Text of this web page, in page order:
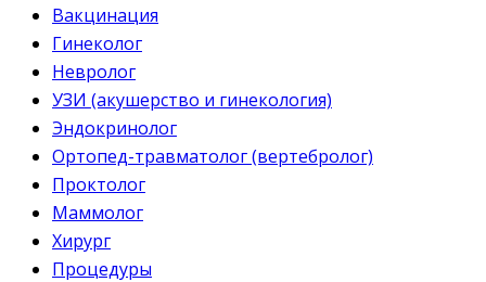
Вакцинация
Гинеколог
Невролог
УЗИ (акушерство и гинекология)
Эндокринолог
Ортопед-травматолог (вертебролог)
Проктолог
Маммолог
Хирург
Процедуры